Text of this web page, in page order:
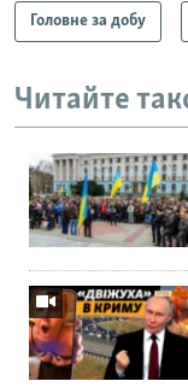
Головне за добу
Читайте